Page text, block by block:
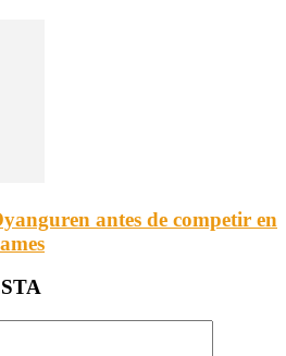
antes de competir en